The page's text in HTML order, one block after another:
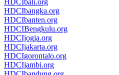
HDCIbali.org
HDCIbangka.org
HDCIbanten.org
HDCIBengkulu.org
HDCIjogja.org
HDCIjakarta.org
HDCIgorontalo.org
HDCIjambi.org